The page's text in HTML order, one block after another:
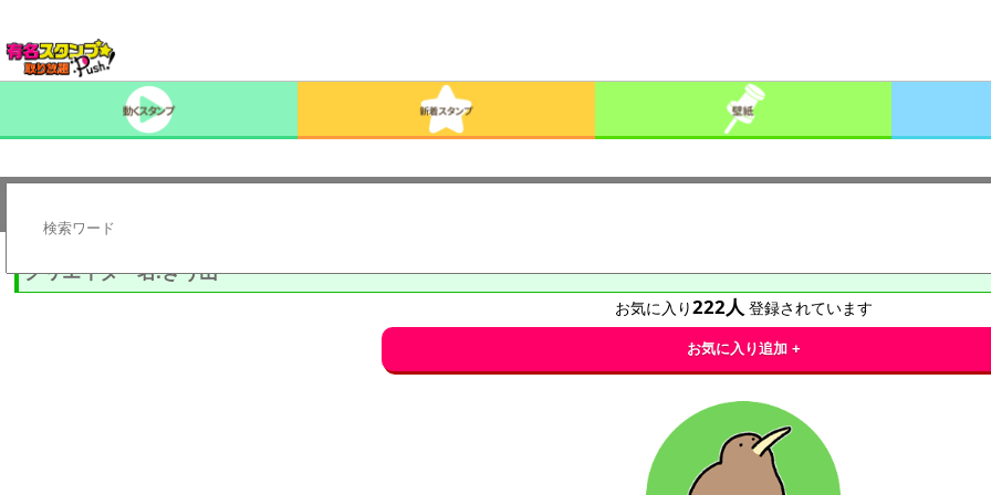
クリエイター名:きう山
お気に入り222人 登録されています
お気に入り追加 +